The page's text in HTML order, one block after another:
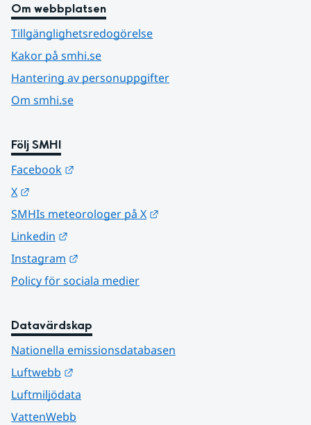
Om webbplatsen
Tillgänglighetsredogörelse
Kakor på smhi.se
Hantering av personuppgifter
Om smhi.se
Följ SMHI
Facebook
X
SMHIs meteorologer på X
Linkedin
Instagram
Policy för sociala medier
Datavärdskap
Nationella emissionsdatabasen
Luftwebb
Luftmiljödata
VattenWebb